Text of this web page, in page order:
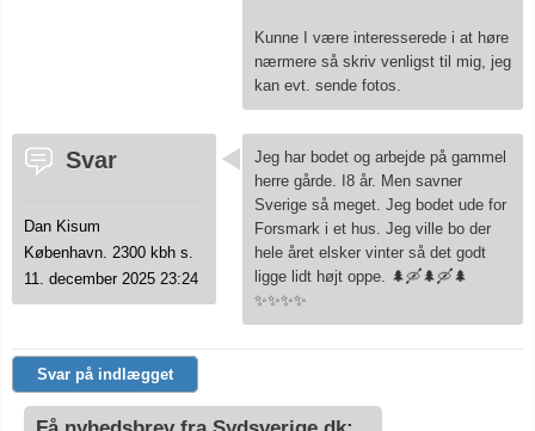
Kunne I være interesserede i at høre
nærmere så skriv venligst til mig, jeg
kan evt. sende fotos.
Svar
Dan Kisum
København. 2300 kbh s.
11. december 2025 23:24
Jeg har bodet og arbejde på gammel
herre gårde. I8 år. Men savner
Sverige så meget. Jeg bodet ude for
Forsmark i et hus. Jeg ville bo der
hele året elsker vinter så det godt
ligge lidt højt oppe. 🌲🛶🌲🛶🌲
✨✨✨✨
Svar på indlægget